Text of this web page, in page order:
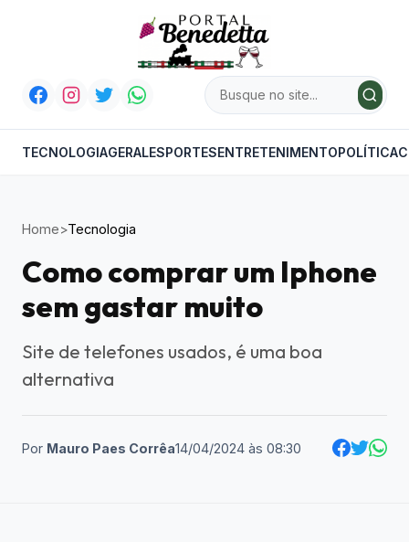
TECNOLOGIAGERALESPORTESENTRETENIMENTOPOLÍTICA
Home>Tecnologia
Como comprar um Iphone
sem gastar muito
Site de telefones usados, é uma boa
alternativa
Por Mauro Paes Corrêa14/04/2024 às 08:30